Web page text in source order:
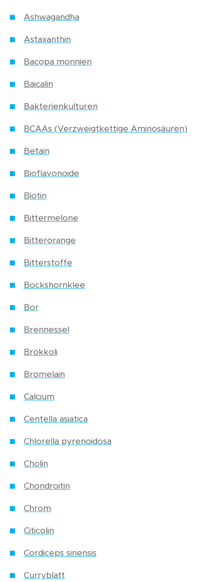
Ashwagandha
Astaxanthin
Bacopa monnieri
Baicalin
Bakterienkulturen
BCAAs (Verzweigtkettige Aminosäuren)
Betain
Bioflavonoide
Biotin
Bittermelone
Bitterorange
Bitterstoffe
Bockshornklee
Bor
Brennessel
Brokkoli
Bromelain
Calcium
Centella asiatica
Chlorella pyrenoidosa
Cholin
Chondroitin
Chrom
Citicolin
Cordiceps sinensis
Curryblatt